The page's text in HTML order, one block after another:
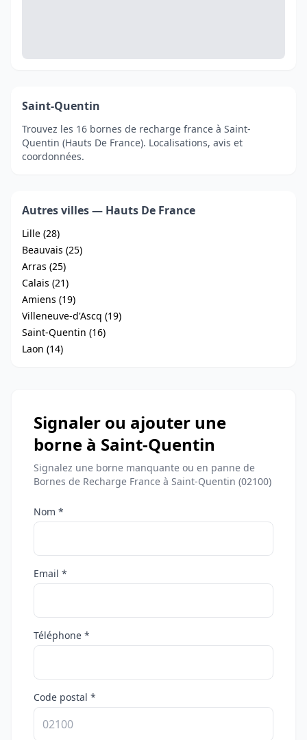
Saint-Quentin
Trouvez les 16 bornes de recharge france à Saint-
Quentin (Hauts De France). Localisations, avis et
coordonnées.
Autres villes — Hauts De France
Lille (28)
Beauvais (25)
Arras (25)
Calais (21)
Amiens (19)
Villeneuve-d'Ascq (19)
Saint-Quentin (16)
Laon (14)
Signaler ou ajouter une
borne à Saint-Quentin
Signalez une borne manquante ou en panne de
Bornes de Recharge France à Saint-Quentin (02100)
Nom *
Email *
Téléphone *
Code postal *